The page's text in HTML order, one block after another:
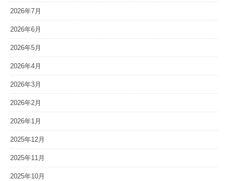
2026年7月
2026年6月
2026年5月
2026年4月
2026年3月
2026年2月
2026年1月
2025年12月
2025年11月
2025年10月